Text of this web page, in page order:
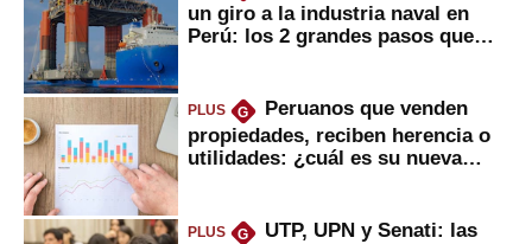
un giro a la industria naval en
Perú: los 2 grandes pasos que
PLUS G
Peruanos que venden
propiedades, reciben herencia o
utilidades: ¿cuál es su nueva
PLUS G
UTP, UPN y Senati: las